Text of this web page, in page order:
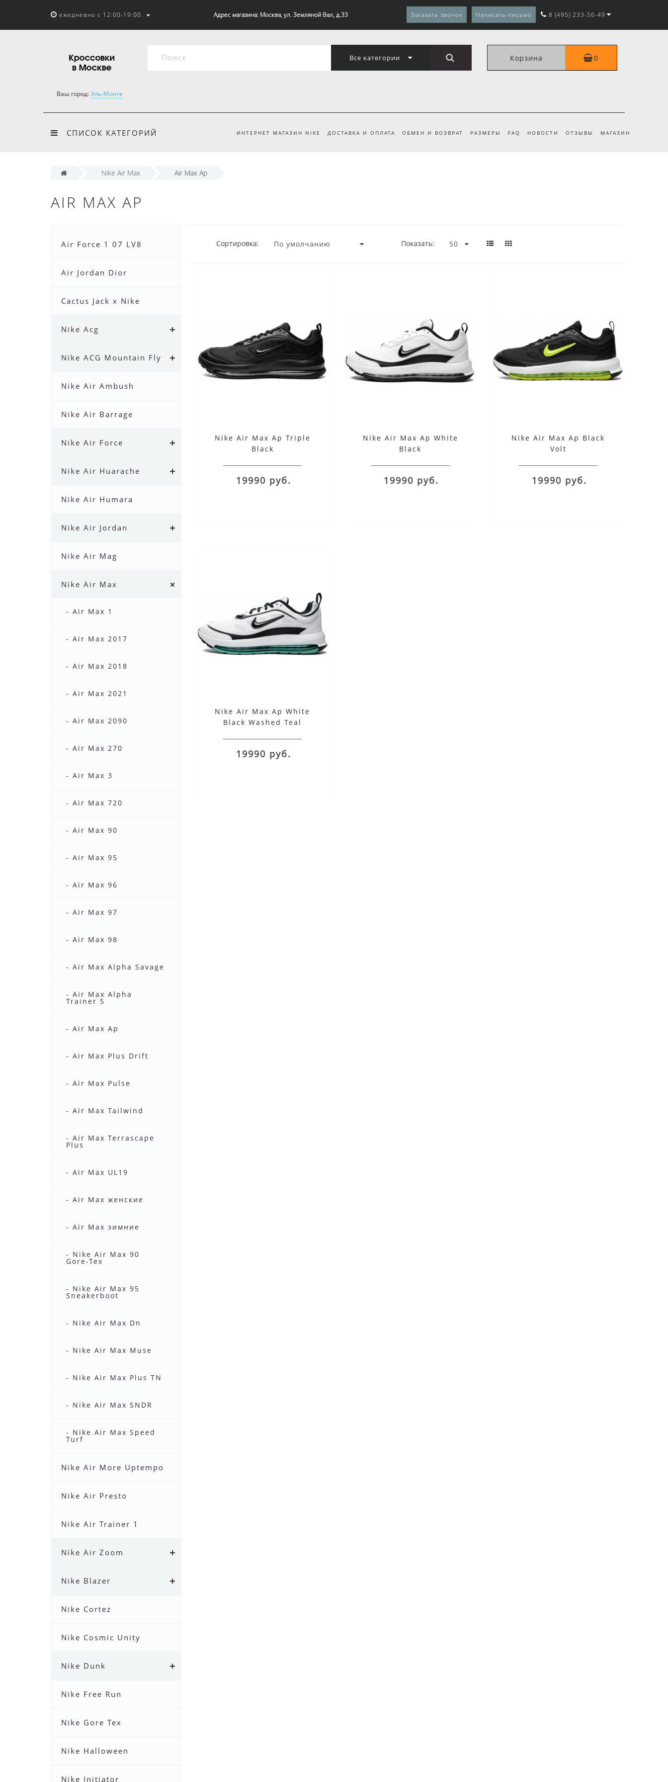
ежедневно с 12:00-19:00. Адрес магазина: Москва, ул. Земляной Вал, д.33 Заказать звонок Написать письмо 8 (495) 233-56-49
Все категории Корзина 0
Ваш город:Эль-Монте
СПИСОК КАТЕГОРИЙ ИНТЕРНЕТ МАГАЗИН NIKE ДОСТАВКА И ОПЛАТА ОБМЕН И ВОЗВРАТ РАЗМЕРЫ FAQ НОВОСТИ ОТЗЫВЫ МАГАЗИН
Nike Air Max Air Max Ap
AIR MAX AP
Air Force 1 07 LV8
Air Jordan Dior
Cactus Jack x Nike
Nike Acg
Nike ACG Mountain Fly
Nike Air Ambush
Nike Air Barrage
Nike Air Force
Nike Air Huarache
Nike Air Humara
Nike Air Jordan
Nike Air Mag
Nike Air Max
- Air Max 1
- Air Max 2017
- Air Max 2018
- Air Max 2021
- Air Max 2090
- Air Max 270
- Air Max 3
- Air Max 720
- Air Max 90
- Air Max 95
- Air Max 96
- Air Max 97
- Air Max 98
- Air Max Alpha Savage
- Air Max Alpha
Trainer 5
- Air Max Ap
- Air Max Plus Drift
- Air Max Pulse
- Air Max Tailwind
- Air Max Terrascape
Plus
- Air Max UL19
- Air Max женские
- Air Max зимние
- Nike Air Max 90
Gore-Tex
- Nike Air Max 95
Sneakerboot
- Nike Air Max Dn
- Nike Air Max Muse
- Nike Air Max Plus TN
- Nike Air Max SNDR
- Nike Air Max Speed
Turf
Nike Air More Uptempo
Nike Air Presto
Nike Air Trainer 1
Nike Air Zoom
Nike Blazer
Nike Cortez
Nike Cosmic Unity
Nike Dunk
Nike Free Run
Nike Gore Tex
Nike Halloween
Nike Initiator
Сортировка: Показать:
Nike Air Max Ap Triple
Black
19990 руб.
Nike Air Max Ap White
Black
19990 руб.
Nike Air Max Ap Black
Volt
19990 руб.
Nike Air Max Ap White
Black Washed Teal
19990 руб.